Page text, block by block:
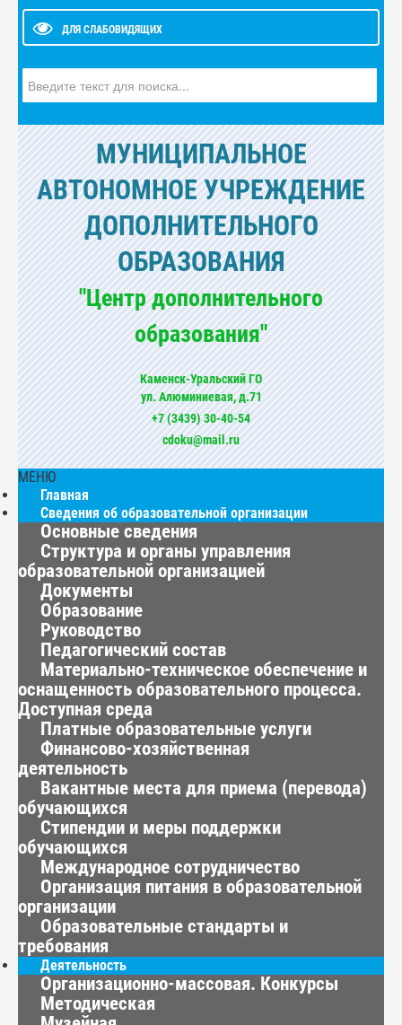
ДЛЯ СЛАБОВИДЯЩИХ
МУНИЦИПАЛЬНОЕ
АВТОНОМНОЕ УЧРЕЖДЕНИЕ
ДОПОЛНИТЕЛЬНОГО
ОБРАЗОВАНИЯ
"Центр дополнительного
образования"
Каменск-Уральский ГО
ул. Алюминиевая, д.71
+7 (3439) 30-40-54
cdoku@mail.ru
МЕНЮ
Главная
Сведения об образовательной организации
Основные сведения
Структура и органы управления
образовательной организацией
Документы
Образование
Руководство
Педагогический состав
Материально-техническое обеспечение и
оснащенность образовательного процесса.
Доступная среда
Платные образовательные услуги
Финансово-хозяйственная
деятельность
Вакантные места для приема (перевода)
обучающихся
Стипендии и меры поддержки
обучающихся
Международное сотрудничество
Организация питания в образовательной
организации
Образовательные стандарты и
требования
Деятельность
Организационно-массовая. Конкурсы
Методическая